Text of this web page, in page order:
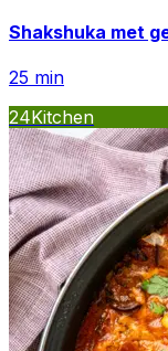
Shakshuka met
25 min
24Kitchen